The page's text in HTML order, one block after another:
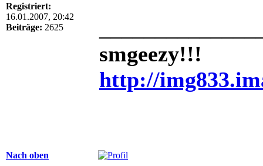
Registriert:
16.01.2007, 20:42
Beiträge: 2625
smgeezy!!!
http://
Nach oben